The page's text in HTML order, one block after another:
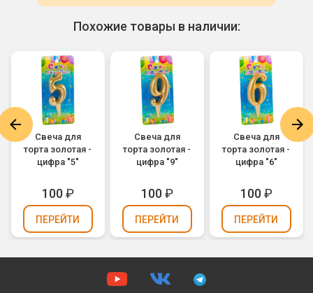
Похожие товары в наличии:
Свеча для
торта золотая -
цифра "5"
100₽
ПЕРЕЙТИ
Свеча для
торта золотая -
цифра "9"
100₽
ПЕРЕЙТИ
Свеча для
торта золотая -
цифра "6"
100₽
ПЕРЕЙТИ